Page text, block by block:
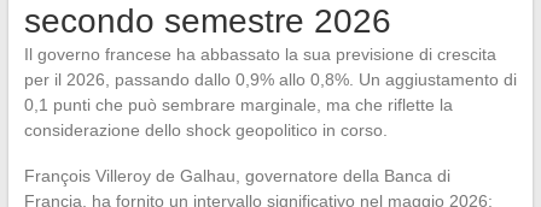
secondo semestre 2026
Il governo francese ha abbassato la sua previsione di crescita
per il 2026, passando dallo 0,9% allo 0,8%. Un aggiustamento di
0,1 punti che può sembrare marginale, ma che riflette la
considerazione dello shock geopolitico in corso.
François Villeroy de Galhau, governatore della Banca di
Francia, ha fornito un intervallo significativo nel maggio 2026: